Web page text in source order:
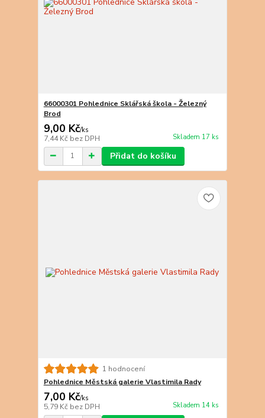
66000301 Pohlednice Sklářská škola - Železný
Brod
9,00 Kč/ks
7,44 Kč bez DPH Skladem 17 ks
Přidat do košíku
1 hodnocení
Pohlednice Městská galerie Vlastimila Rady
7,00 Kč/ks
5,79 Kč bez DPH Skladem 14 ks